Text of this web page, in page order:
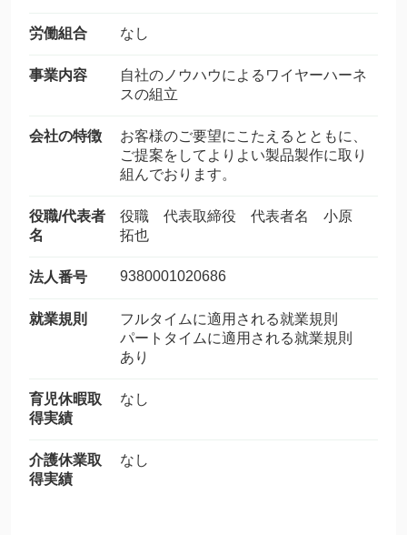
労働組合 なし
事業内容
自社のノウハウによるワイヤーハーネ
スの組立
会社の特徴
お客様のご要望にこたえるとともに、
ご提案をしてよりよい製品製作に取り
組んでおります。
役職/代表者
名
役職 代表取締役 代表者名 小原
拓也
法人番号 9380001020686
就業規則
フルタイムに適用される就業規則
パートタイムに適用される就業規則
あり
育児休暇取
得実績
なし
介護休業取
得実績
なし